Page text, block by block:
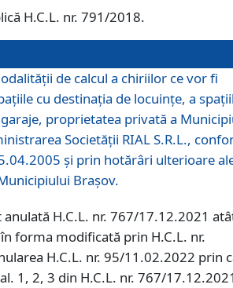
H.C.L. nr. 791/2018.
de calcul a chiriilor ce vor fi
cu destinaţia de locuinţe, a
proprietatea privată a
Societăţii RIAL S.R.L.,
și prin hotărâri ulterioare
Braşov.
anulată H.C.L. nr. 767/17.12.2021
forma modificată prin H.C.L. nr.
H.C.L. nr. 95/11.02.2022 prin
1, 2, 3 din H.C.L. nr. 767/